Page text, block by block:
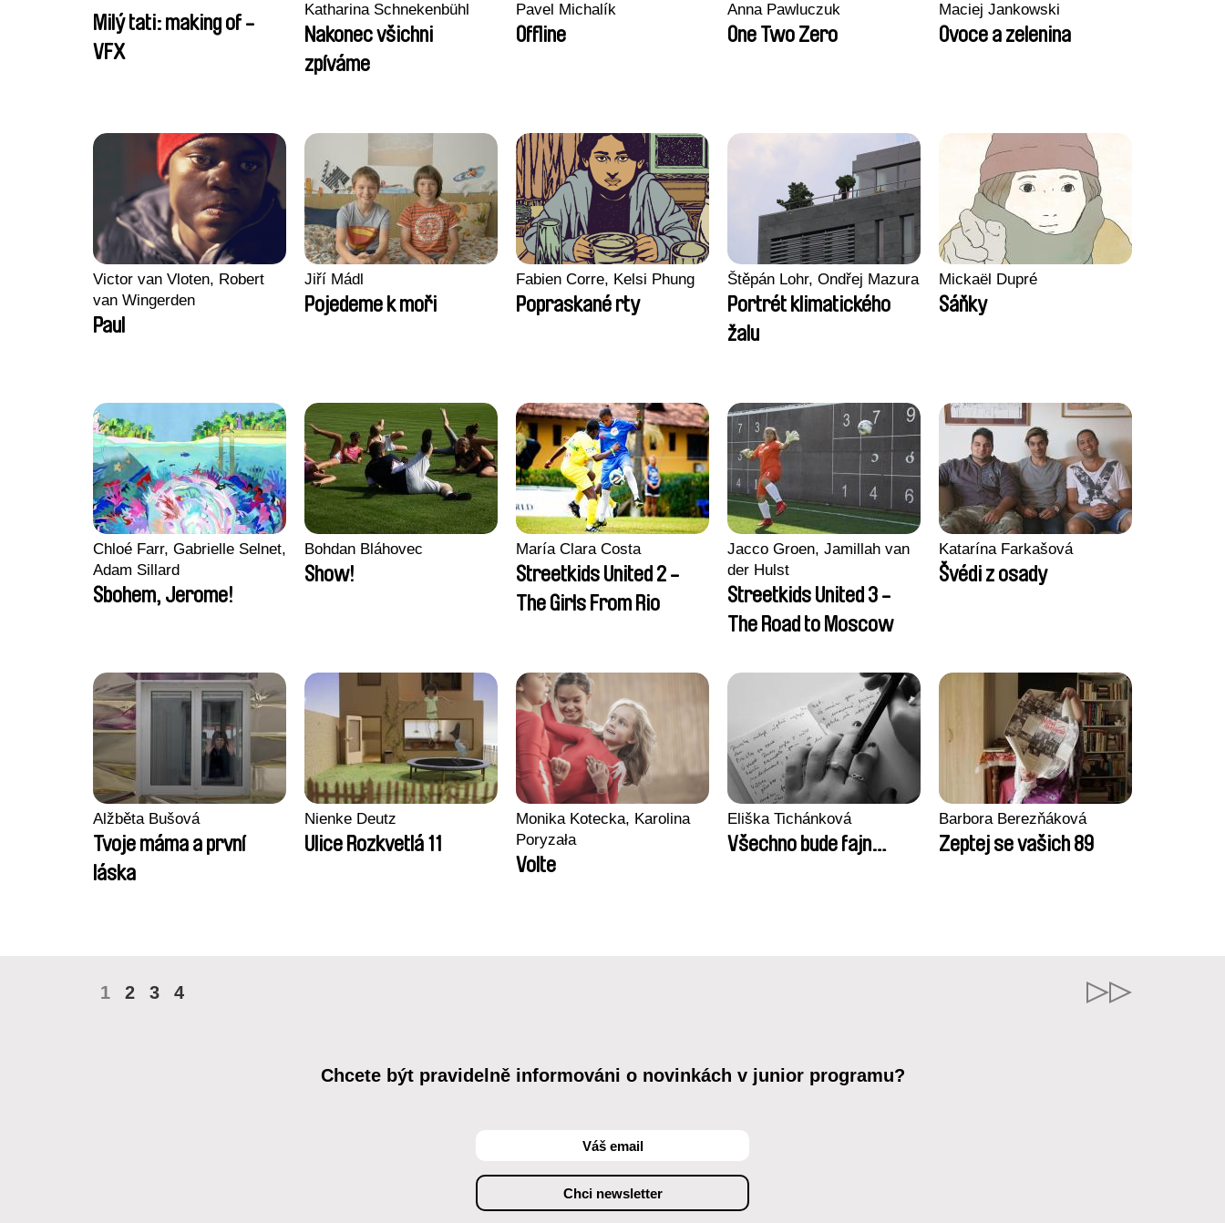
Milý tati: making of -
VFX
Katharina Schnekenbühl
Nakonec všichni
zpíváme
Pavel Michalík
Offline
Anna Pawluczuk
One Two Zero
Maciej Jankowski
Ovoce a zelenina
Victor van Vloten, Robert
van Wingerden
Paul
Jiří Mádl
Pojedeme k moři
Fabien Corre, Kelsi Phung
Popraskané rty
Štěpán Lohr, Ondřej Mazura
Portrét klimatického
žalu
Mickaël Dupré
Sáňky
Chloé Farr, Gabrielle Selnet,
Adam Sillard
Sbohem, Jerome!
Bohdan Bláhovec
Show!
María Clara Costa
Streetkids United 2 -
The Girls From Rio
Jacco Groen, Jamillah van
der Hulst
Streetkids United 3 -
The Road to Moscow
Katarína Farkašová
Švédi z osady
Alžběta Bušová
Tvoje máma a první
láska
Nienke Deutz
Ulice Rozkvetlá 11
Monika Kotecka, Karolina
Poryzała
Volte
Eliška Tichánková
Všechno bude fajn…
Barbora Berezňáková
Zeptej se vašich 89
1 2 3 4
Chcete být pravidelně informováni o novinkách v junior programu?